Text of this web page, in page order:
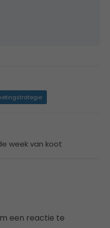
week van koot
een reactie te